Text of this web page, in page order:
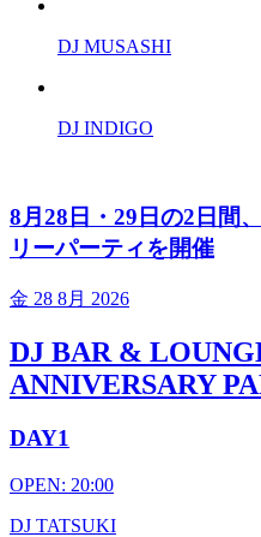
DJ MUSASHI
DJ INDIGO
8月28日・29日の2日間
リーパーティを開催
金 28 8月 2026
DJ BAR &
ANNIVERSARY
DAY1
OPEN: 20:00
DJ TATSUKI